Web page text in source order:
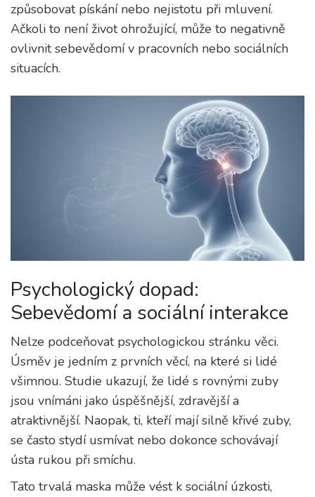
způsobovat pískání nebo nejistotu při mluvení.
Ačkoli to není život ohrožující, může to negativně
ovlivnit sebevědomí v pracovních nebo sociálních
situacích.
Psychologický dopad:
Sebevědomí a sociální interakce
Nelze podceňovat psychologickou stránku věci.
Úsměv je jedním z prvních věcí, na které si lidé
všimnou. Studie ukazují, že lidé s rovnými zuby
jsou vnímáni jako úspěšnější, zdravější a
atraktivnější. Naopak, ti, kteří mají silně křivé zuby,
se často stydí usmívat nebo dokonce schovávají
ústa rukou při smíchu.
Tato trvalá maska může vést k sociální úzkosti,